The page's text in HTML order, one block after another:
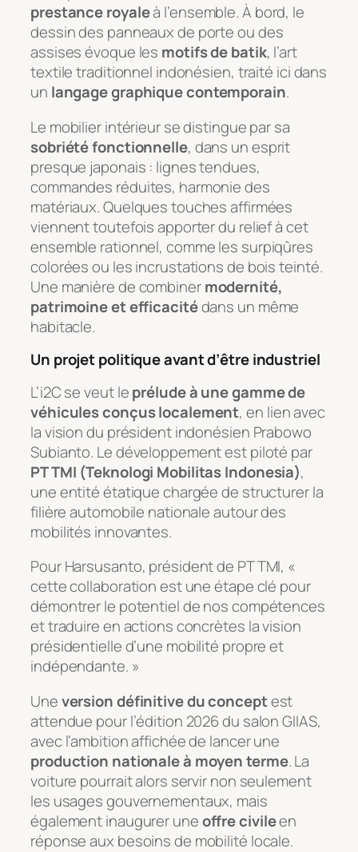
prestance royaleà l’ensemble. À bord, le
dessin des panneaux de porte ou des
assises évoque les motifs de batik, l’art
textile traditionnel indonésien, traité ici dans
un langage graphique contemporain.
Le mobilier intérieur se distingue par sa
sobriété fonctionnelle, dans un esprit
presque japonais : lignes tendues,
commandes réduites, harmonie des
matériaux. Quelques touches affirmées
viennent toutefois apporter du relief à cet
ensemble rationnel, comme les surpiqûres
colorées ou les incrustations de bois teinté.
Une manière de combinermodernité,
patrimoine et efficacitédans un même
habitacle.
Un projet politique avant d’être industriel
L’i2C se veut leprélude à une gamme de
véhicules conçus localement, en lien avec
la vision du président indonésien Prabowo
Subianto. Le développement est piloté par
PT TMI (Teknologi Mobilitas Indonesia),
une entité étatique chargée de structurer la
filière automobile nationale autour des
mobilités innovantes.
Pour Harsusanto, président de PT TMI, «
cette collaboration est une étape clé pour
démontrer le potentiel de nos compétences
et traduire en actions concrètes la vision
présidentielle d’une mobilité propre et
indépendante. »
Uneversion définitive du conceptest
attendue pour l’édition 2026 du salon GIIAS,
avec l’ambition affichée de lancer une
production nationale à moyen terme. La
voiture pourrait alors servir non seulement
les usages gouvernementaux, mais
également inaugurer uneoffre civileen
réponse aux besoins de mobilité locale.